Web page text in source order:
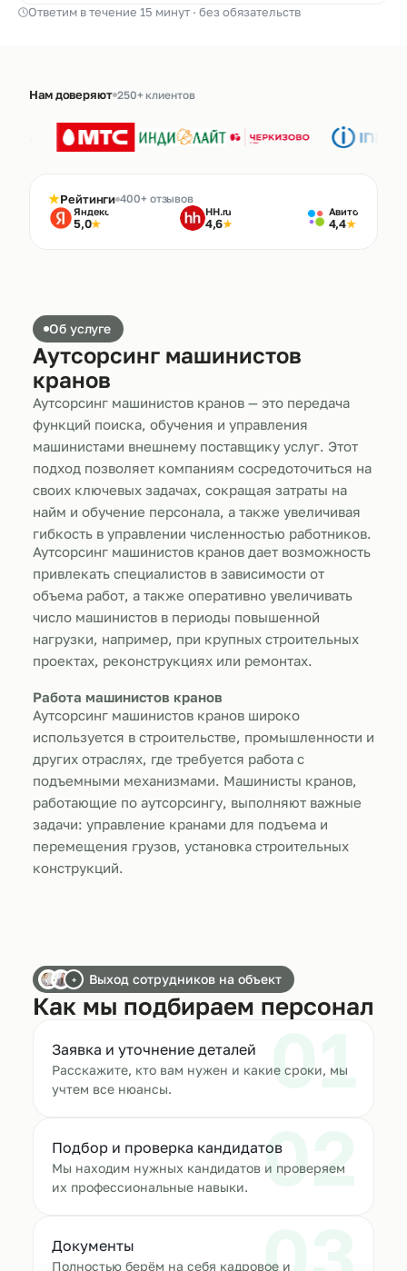
Ответим в течение 15 минут · без обязательств
Нам доверяют 250+ клиентов
★Рейтинги 400+ отзывов
Яндекс
5,0★
HH.ru
4,6★
Авито
4,4★
Об услуге
Аутсорсинг машинистов
кранов
Аутсорсинг машинистов кранов — это передача
функций поиска, обучения и управления
машинистами внешнему поставщику услуг. Этот
подход позволяет компаниям сосредоточиться на
своих ключевых задачах, сокращая затраты на
найм и обучение персонала, а также увеличивая
гибкость в управлении численностью работников.
Аутсорсинг машинистов кранов дает возможность
привлекать специалистов в зависимости от
объема работ, а также оперативно увеличивать
число машинистов в периоды повышенной
нагрузки, например, при крупных строительных
проектах, реконструкциях или ремонтах.
Работа машинистов кранов
Аутсорсинг машинистов кранов широко
используется в строительстве, промышленности и
других отраслях, где требуется работа с
подъемными механизмами. Машинисты кранов,
работающие по аутсорсингу, выполняют важные
задачи: управление кранами для подъема и
перемещения грузов, установка строительных
конструкций.
+ Выход сотрудников на объект
Как мы подбираем персонал
01
Заявка и уточнение деталей
Расскажите, кто вам нужен и какие сроки, мы
учтем все нюансы.
02
Подбор и проверка кандидатов
Мы находим нужных кандидатов и проверяем
их профессиональные навыки.
Документы
Полностью берём на себя кадровое и